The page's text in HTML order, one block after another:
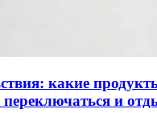
какие
и